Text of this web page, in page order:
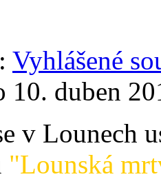
Vyhlášené
10. duben
v Lounech
"Lounská